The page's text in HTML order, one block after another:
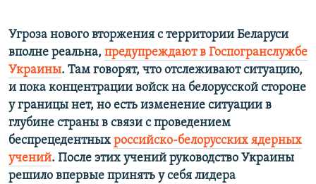
Угроза нового вторжения с территории Беларуси
вполне реальна, предупреждают в Госпогранслужбе
Украины. Там говорят, что отслеживают ситуацию,
и пока концентрации войск на белорусской стороне
у границы нет, но есть изменение ситуации в
глубине страны в связи с проведением
беспрецедентных российско-белорусских ядерных
учений. После этих учений руководство Украины
решило впервые принять у себя лидера